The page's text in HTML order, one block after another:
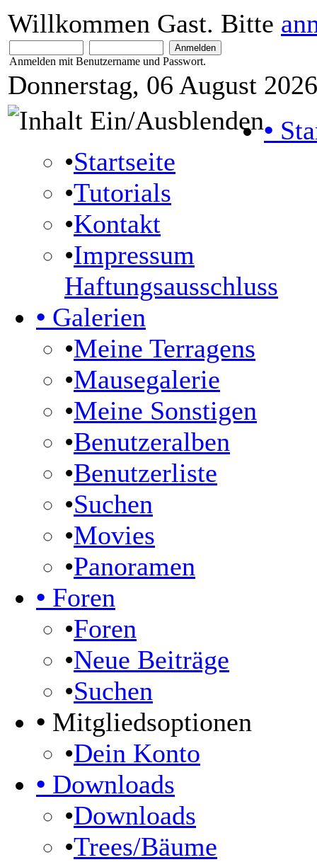
Willkommen Gast. Bitte
Anmelden mit Benutzername und Passwort.
Donnerstag, 06 August
•
•Startseite
•Tutorials
•Kontakt
•Impressum
Haftungsausschluss
• Galerien
•Meine Terragens
•Mausegalerie
•Meine Sonstigen
•Benutzeralben
•Benutzerliste
•Suchen
•Movies
•Panoramen
• Foren
•Foren
•Neue Beiträge
•Suchen
• Mitgliedsoptionen
•Dein Konto
• Downloads
•Downloads
•Trees/Bäume